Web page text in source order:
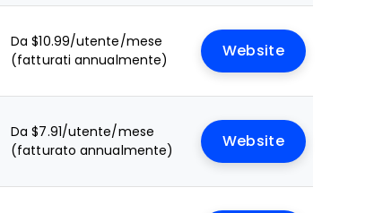
Da $10.99/utente/mese
(fatturati annualmente)
Website
Da $7.91/utente/mese
(fatturato annualmente)
Website